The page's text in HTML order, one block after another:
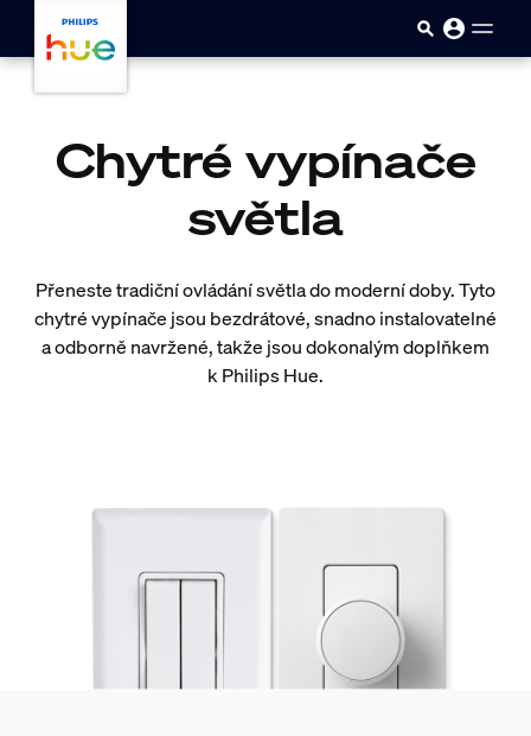
Přejít k hlavnímu obsahu
Chytré vypínače
světla
Přeneste tradiční ovládání světla do moderní doby. Tyto
chytré vypínače jsou bezdrátové, snadno instalovatelné
a odborně navržené, takže jsou dokonalým doplňkem
k Philips Hue.